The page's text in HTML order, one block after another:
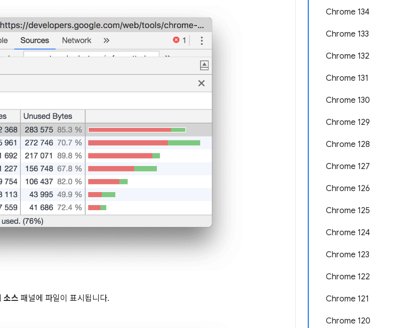
Chrome 134
Chrome 133
Chrome 132
Chrome 131
Chrome 130
Chrome 129
Chrome 128
Chrome 127
Chrome 126
Chrome 125
Chrome 124
Chrome 123
Chrome 122
Chrome 121
Chrome 120
소스 패널에 파일이 표시됩니다.